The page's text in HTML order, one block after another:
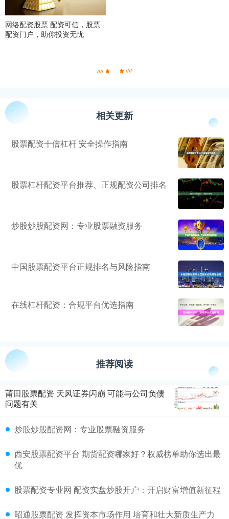
网络配资股票 配资可信，股票
配资门户，助你投资无忧
相关更新
股票配资十倍杠杆 安全操作指南
股票杠杆配资平台推荐、正规配资公司排名
炒股炒股配资网：专业股票融资服务
中国股票配资平台正规排名与风险指南
在线杠杆配资：合规平台优选指南
推荐阅读
莆田股票配资 天风证券闪崩 可能与公司负债
问题有关
炒股炒股配资网：专业股票融资服务
西安股票配资平台 期货配资哪家好？权威榜单助你选出最
优
股票配资专业网 配资实盘炒股开户：开启财富增值新征程
昭通股票配资 发挥资本市场作用 培育和壮大新质生产力